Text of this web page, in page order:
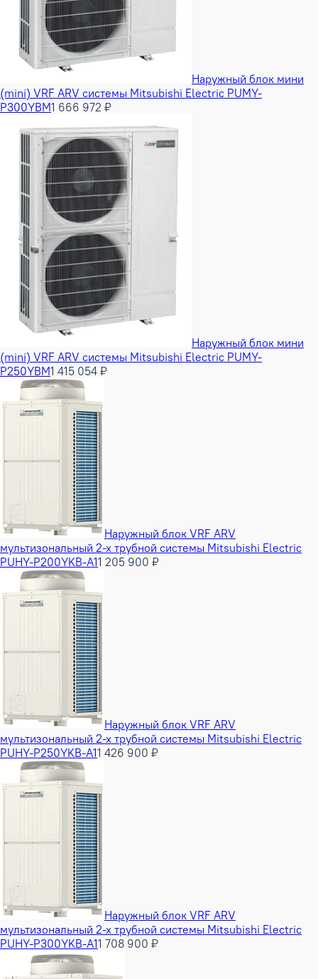
Наружный блок мини
(mini) VRF ARV системы Mitsubishi Electric PUMY-
P300YBM1 666 972 ₽
Наружный блок мини
(mini) VRF ARV системы Mitsubishi Electric PUMY-
P250YBM1 415 054 ₽
Наружный блок VRF ARV
мультизональный 2-х трубной системы Mitsubishi Electric
PUHY-P200YKB-A11 205 900 ₽
Наружный блок VRF ARV
мультизональный 2-х трубной системы Mitsubishi Electric
PUHY-P250YKB-A11 426 900 ₽
Наружный блок VRF ARV
мультизональный 2-х трубной системы Mitsubishi Electric
PUHY-P300YKB-A11 708 900 ₽